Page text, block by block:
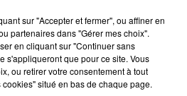
2026
invite Charlie Puth pour une
solaire
sur "Accepter et fermer", ou affiner en
partenaires dans "Gérer mes choix".
en cliquant sur "Continuer sans
s'appliqueront que pour ce site. Vous
ou retirer votre consentement à tout
situé en bas de chaque page.